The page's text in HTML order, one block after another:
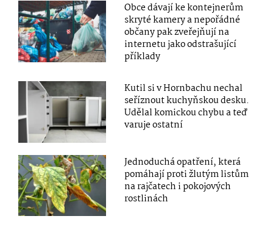
Obce dávají ke kontejnerům
skryté kamery a nepořádné
občany pak zveřejňují na
internetu jako odstrašující
příklady
Kutil si v Hornbachu nechal
seříznout kuchyňskou desku.
Udělal komickou chybu a teď
varuje ostatní
Jednoduchá opatření, která
pomáhají proti žlutým listům
na rajčatech i pokojových
rostlinách